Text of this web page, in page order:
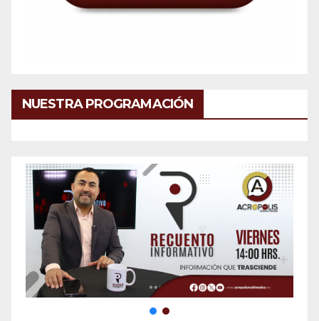
NUESTRA PROGRAMACIÓN